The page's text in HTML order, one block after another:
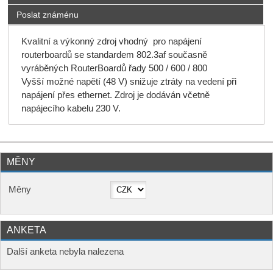
Poslat známénu
Kvalitní a výkonný zdroj vhodný pro napájení
routerboardů se standardem 802.3af současně
vyráběných RouterBoardů řady 500 / 600 / 800
Vyšší možné napětí (48 V) snižuje ztráty na vedení při
napájení přes ethernet. Zdroj je dodáván včetně
napájecího kabelu 230 V.
MĚNY
Měny
ANKETA
Další anketa nebyla nalezena